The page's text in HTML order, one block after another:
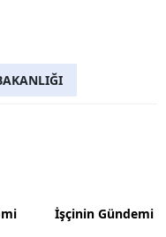
Tokat
İşçinin Gündemi